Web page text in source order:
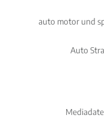
auto motor und
Auto